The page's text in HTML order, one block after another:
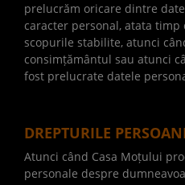
prelucrăm oricare dintre
caracter personal, atata
scopurile stabilite, atunci
consimțământul sau atunci
fost prelucrate datele
DREPTURILE
Atunci când Casa Moțului
personale despre